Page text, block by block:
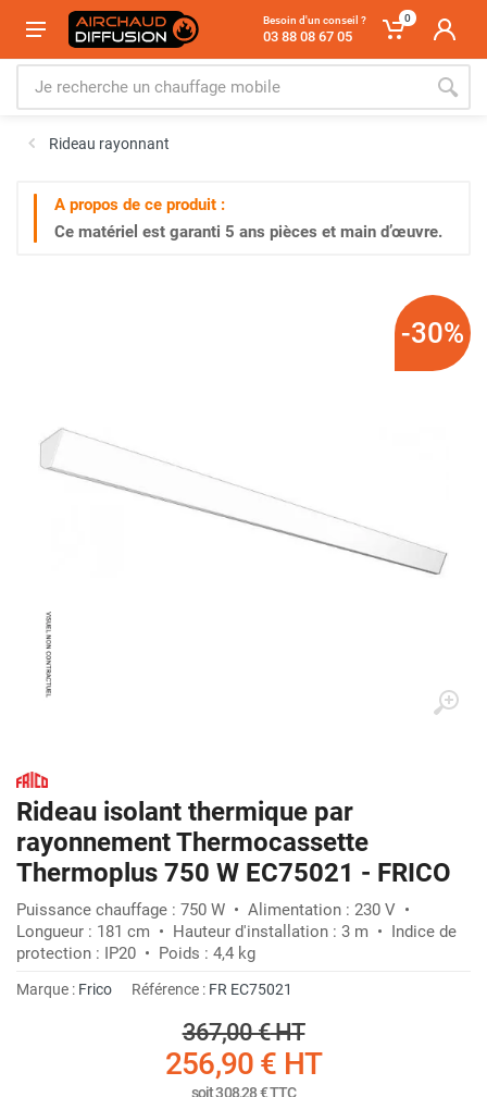
Besoin d'un conseil ?
03 88 08 67 05
0
Rideau rayonnant
A propos de ce produit :
Ce matériel est garanti 5 ans pièces et main d’œuvre.
-30%
Rideau isolant thermique par
rayonnement Thermocassette
Thermoplus 750 W EC75021 - FRICO
Puissance chauffage : 750 W • Alimentation : 230 V •
Longueur : 181 cm • Hauteur d'installation : 3 m • Indice de
protection : IP20 • Poids : 4,4 kg
Marque : Frico Référence : FR EC75021
367,00 €HT
256,90 € HT
soit308,28 €TTC